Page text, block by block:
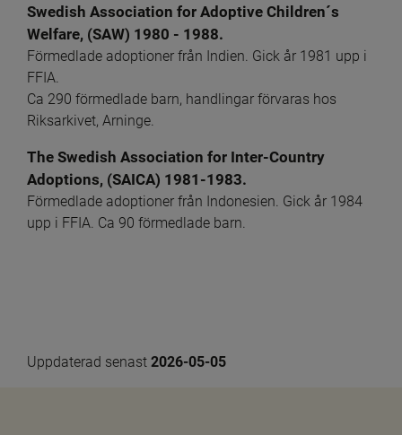
Swedish Association for Adoptive Children´s
Welfare, (SAW) 1980 - 1988.
Förmedlade adoptioner från Indien. Gick år 1981 upp i
FFIA.
Ca 290 förmedlade barn, handlingar förvaras hos
Riksarkivet, Arninge.
The Swedish Association for Inter-Country
Adoptions, (SAICA) 1981-1983.
Förmedlade adoptioner från Indonesien. Gick år 1984
upp i FFIA. Ca 90 förmedlade barn.
Uppdaterad senast 2026-05-05